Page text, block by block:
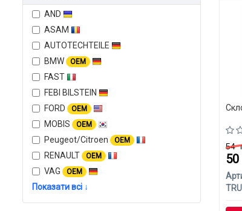
AND
ASAM
AUTOTECHTEILE
BMW
OEM
FAST
FEBI BILSTEIN
FORD
OEM
MOBIS OEM
Peugeot/Citroen OEM
RENAULT OEM
VAG OEM
Показати всі ↓
54
50